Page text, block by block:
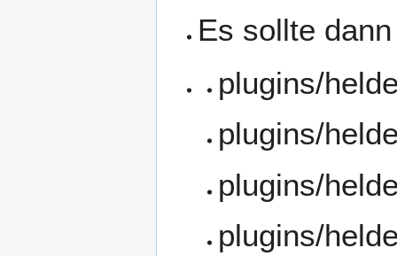
Es sollte
plugins/
plugins/
plugins/
plugins/